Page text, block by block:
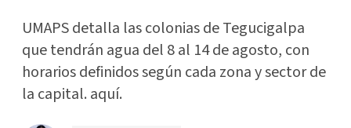
UMAPS detalla las colonias de Tegucigalpa
que tendrán agua del 8 al 14 de agosto, con
horarios definidos según cada zona y sector de
la capital. aquí.